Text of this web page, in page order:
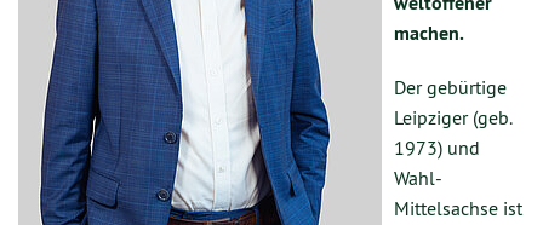
machen.
Der gebürtige
Leipziger (geb.
1973) und
Wahl-
Mittelsachse ist